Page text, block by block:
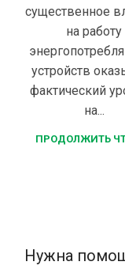
существенное
на работу
устройств
фактический
на...
ПРОДОЛЖИТЬ
Нужна